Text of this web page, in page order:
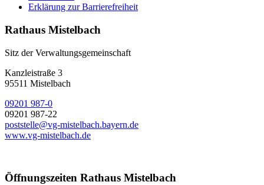
Erklärung zur Barrierefreiheit
Rathaus Mistelbach
Sitz der Verwaltungsgemeinschaft
Kanzleistraße 3
95511 Mistelbach
09201 987-0
09201 987-22
poststelle@vg-mistelbach.bayern.de
www.vg-mistelbach.de
Öffnungszeiten Rathaus Mistelbach